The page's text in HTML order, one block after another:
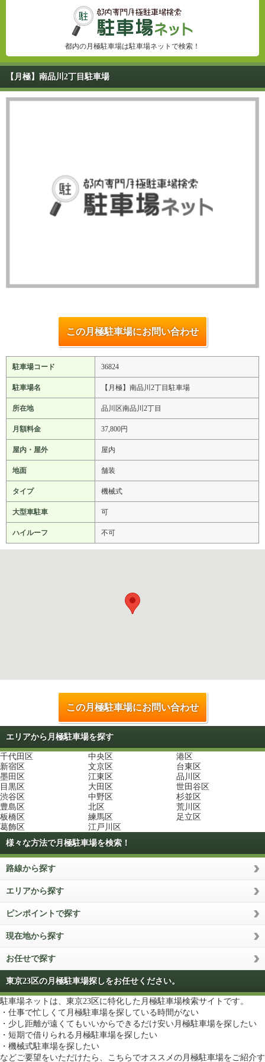
都内の月極駐車場は駐車場ネットで検索！
【月極】南品川2丁目駐車場
この月極駐車場にお問い合わせ
駐車場コード 36824
駐車場名 【月極】南品川2丁目駐車場
所在地 品川区南品川2丁目
月額料金 37,800円
屋内・屋外 屋内
地面 舗装
タイプ 機械式
大型車駐車 可
ハイルーフ 不可
この月極駐車場にお問い合わせ
エリアから月極駐車場を探す
千代田区 中央区
港区
新宿区
文京区
台東区
墨田区
江東区
品川区
目黒区
大田区
世田谷区
渋谷区
中野区
杉並区
豊島区
北区
荒川区
板橋区
練馬区
足立区
葛飾区
江戸川区
様々な方法で月極駐車場を検索！
路線から探す
エリアから探す
ピンポイントで探す
現在地から探す
お任せで探す
東京23区の月極駐車場探しをお任せください。
駐車場ネットは、東京23区に特化した月極駐車場検索サイトです。
・仕事で忙しくて月極駐車場を探している時間がない
・少し距離が遠くてもいいからできるだけ安い月極駐車場を探したい
・短期で借りられる月極駐車場を探したい
・機械式駐車場を探したい
などご要望をいただけたら、こちらでオススメの月極駐車場をご紹介す